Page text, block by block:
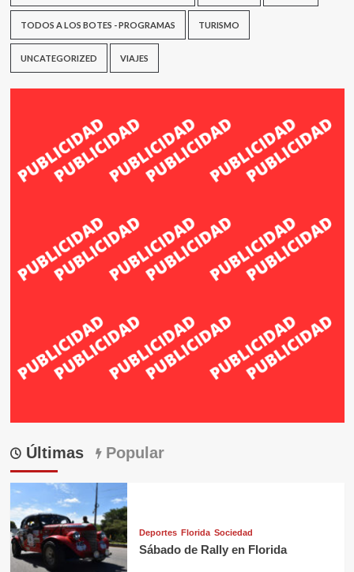
TODOS A LOS BOTES - PROGRAMAS TURISMO
UNCATEGORIZED VIAJES
Últimas Popular
Deportes Florida Sociedad
Sábado de Rally en Florida